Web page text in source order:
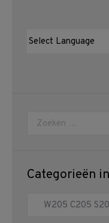
Zoeken:
Categorieën